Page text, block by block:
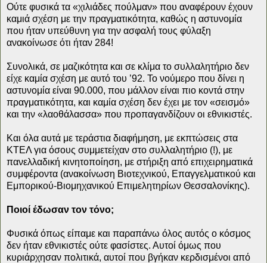
Ούτε φυσικά τα «χιλιάδες πούλμαν» που αναφέρουν έχουν
καμιά σχέση με την πραγματικότητα, καθώς η αστυνομία
που ήταν υπεύθυνη για την ασφαλή τους φύλαξη
ανακοίνωσε ότι ήταν 284!
Συνολικά, σε μαζικότητα και σε κλίμα το συλλαλητήριο δεν
είχε καμία σχέση με αυτό του ’92. Το νούμερο που δίνει η
αστυνομία είναι 90.000, που μάλλον είναι πιο κοντά στην
πραγματικότητα, και καμία σχέση δεν έχει με τον «σεισμό»
και την «λαοθάλασσα» που προπαγανδίζουν οι εθνικιστές.
Και όλα αυτά με τεράστια διαφήμηση, με εκπτώσεις στα
ΚΤΕΛ για όσους συμμετείχαν στο συλλαλητήριο (!), με
πανελλαδική κινητοποίηση, με στήριξη από επιχειρηματικά
συμφέροντα (ανακοίνωση Βιοτεχνικού, Επαγγελματικού και
Εμπορικού-Βιομηχανικού Επιμελητηρίων Θεσσαλονίκης).
Ποιοί έδωσαν τον τόνο;
Φυσικά όπως είπαμε και παραπάνω όλος αυτός ο κόσμος
δεν ήταν εθνικιστές ούτε φασίστες. Αυτοί όμως που
κυριάρχησαν πολιτικά, αυτοί που βγήκαν κερδισμένοι από